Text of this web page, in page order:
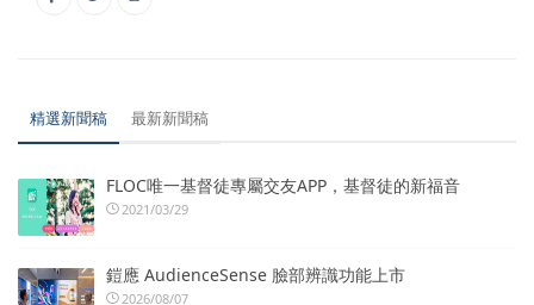
精選新聞稿 最新新聞稿
FLOC唯一基督徒專屬交友APP，基督徒的新福音
2021/03/29
鎧應 AudienceSense 臉部辨識功能上市
2026/08/07